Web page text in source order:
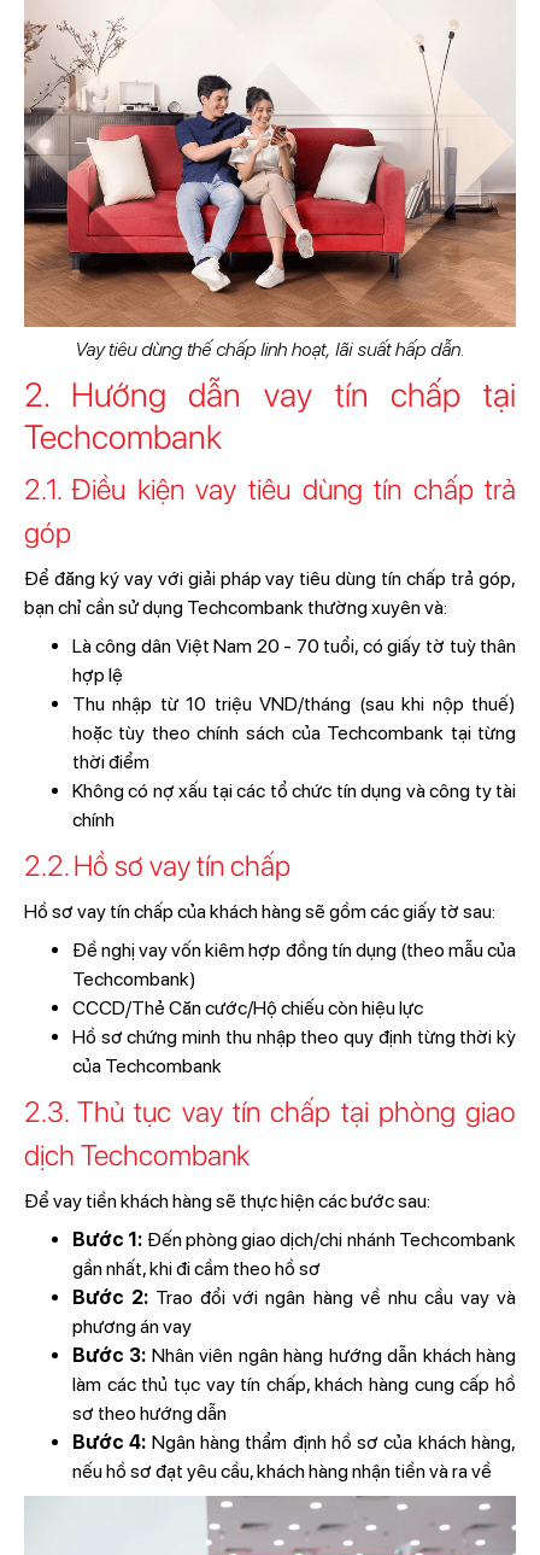
Vay tiêu dùng thế chấp linh hoạt, lãi suất hấp dẫn.
2. Hướng dẫn vay tín chấp tại
Techcombank
2.1. Điều kiện vay tiêu dùng tín chấp trả
góp
Để đăng ký vay với giải pháp vay tiêu dùng tín chấp trả góp,
bạn chỉ cần sử dụng Techcombank thường xuyên và:
Là công dân Việt Nam 20 - 70 tuổi, có giấy tờ tuỳ thân
hợp lệ
Thu nhập từ 10 triệu VND/tháng (sau khi nộp thuế)
hoặc tùy theo chính sách của Techcombank tại từng
thời điểm
Không có nợ xấu tại các tổ chức tín dụng và công ty tài
chính
2.2. Hồ sơ vay tín chấp
Hồ sơ vay tín chấp của khách hàng sẽ gồm các giấy tờ sau:
Đề nghị vay vốn kiêm hợp đồng tín dụng (theo mẫu của
Techcombank)
CCCD/Thẻ Căn cước/Hộ chiếu còn hiệu lực
Hồ sơ chứng minh thu nhập theo quy định từng thời kỳ
của Techcombank
2.3. Thủ tục vay tín chấp tại phòng giao
dịch Techcombank
Để vay tiền khách hàng sẽ thực hiện các bước sau:
Bước 1: Đến phòng giao dịch/chi nhánh Techcombank
gần nhất, khi đi cầm theo hồ sơ
Bước 2: Trao đổi với ngân hàng về nhu cầu vay và
phương án vay
Bước 3: Nhân viên ngân hàng hướng dẫn khách hàng
làm các thủ tục vay tín chấp, khách hàng cung cấp hồ
sơ theo hướng dẫn
Bước 4: Ngân hàng thẩm định hồ sơ của khách hàng,
nếu hồ sơ đạt yêu cầu, khách hàng nhận tiền và ra về